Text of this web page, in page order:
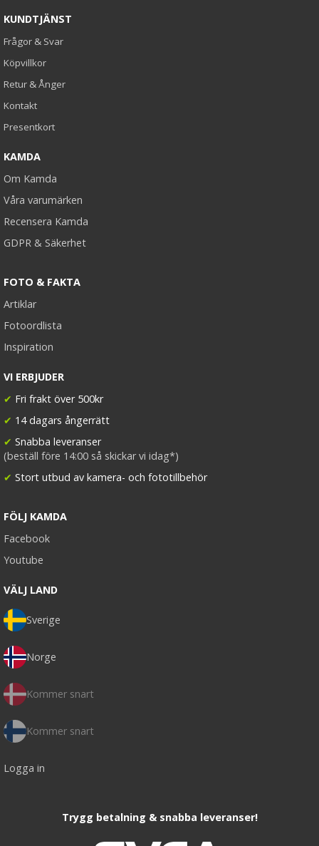
KUNDTJÄNST
Frågor & Svar
Köpvillkor
Retur & Ånger
Kontakt
Presentkort
KAMDA
Om Kamda
Våra varumärken
Recensera Kamda
GDPR & Säkerhet
FOTO & FAKTA
Artiklar
Fotoordlista
Inspiration
VI ERBJUDER
✔ Fri frakt över 500kr
✔ 14 dagars ångerrätt
✔ Snabba leveranser
(beställ före 14:00 så skickar vi idag*)
✔ Stort utbud av kamera- och fototillbehör
FÖLJ KAMDA
Facebook
Youtube
VÄLJ LAND
Sverige
Norge
Kommer snart
Kommer snart
Logga in
Trygg betalning & snabba leveranser!